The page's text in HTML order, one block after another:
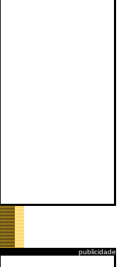
publicidade